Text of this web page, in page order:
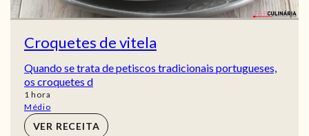
Croquetes de vitela
Quando se trata de petiscos tradicionais portugueses,
os croquetes d
1 hora
hora
Médio
VER RECEITA